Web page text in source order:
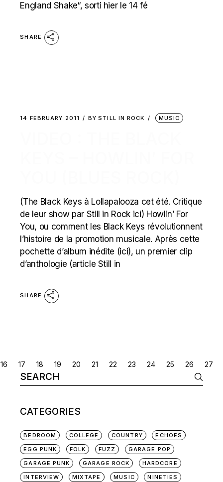
England Shake“, sorti hier le 14 fé
SHARE
14 FEBRUARY 2011 BY STILL IN ROCK MUSIC
(The Black Keys à Lollapalooza cet été. Critique
de leur show par Still in Rock ici) Howlin’ For
You, ou comment les Black Keys révolutionnent
l’histoire de la promotion musicale. Après cette
pochette d’album inédite (ici), un premier clip
d’anthologie (article Still in
SHARE
POSTS
NAVIGATION
16 17 18 19 20 21 22 23 24 25 26 27
Search
for:
CATEGORIES
BEDROOM COLLEGE COUNTRY
ECHOES
EGG PUNK
FOLK FUZZ
GARAGE POP
GARAGE PUNK
GARAGE ROCK
HARDCORE
INTERVIEW
MIXTAPE MUSIC NINETIES